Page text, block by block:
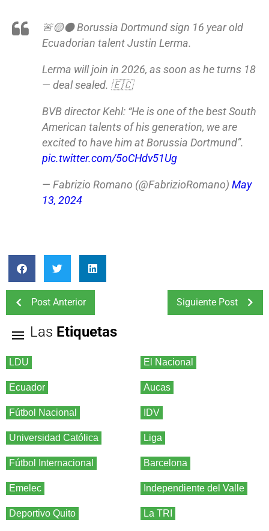
🚨🟡⚫️ Borussia Dortmund sign 16 year old
Ecuadorian talent Justin Lerma.
Lerma will join in 2026, as soon as he turns 18
— deal sealed. 🇪🇨
BVB director Kehl: “He is one of the best South
American talents of his generation, we are
excited to have him at Borussia Dortmund”.
pic.twitter.com/5oCHdv51Ug
— Fabrizio Romano (@FabrizioRomano) May
13, 2024
Post Anterior Siguiente Post
Las Etiquetas
LDU El Nacional
Ecuador Aucas
Fútbol Nacional IDV
Universidad Católica Liga
Fútbol Internacional Barcelona
Emelec Independiente del Valle
Deportivo Quito La TRI